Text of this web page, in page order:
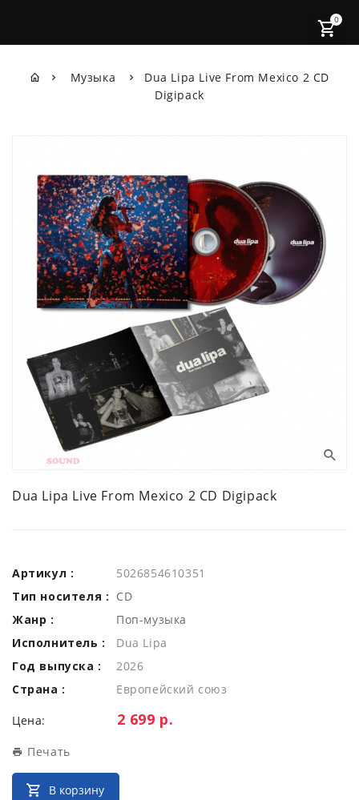
0
Музыка
Dua Lipa Live From Mexico 2 CD
Digipack
Dua Lipa Live From Mexico 2 CD Digipack
Артикул :
5026854610351
Тип носителя : CD
Жанр :
Поп-музыка
Исполнитель :
Dua Lipa
Год выпуска :
2026
Страна :
Европейский союз
Цена: Цена:
2 699 р.
Печать
В корзину